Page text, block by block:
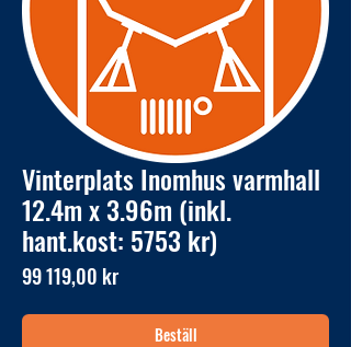
Vinterplats Inomhus varmhall
12.4m x 3.96m (inkl.
hant.kost: 5753 kr)
99 119,00 krPris
Beställ